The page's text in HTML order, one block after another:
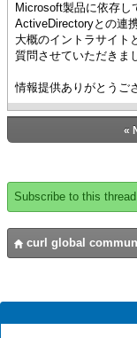
Microsoft製品に依存し
ActiveDirectoryとの連
大概のイントラサイト
質問させていただきま
情報提供ありがとうご
«
Subscribe to this thread
curl global